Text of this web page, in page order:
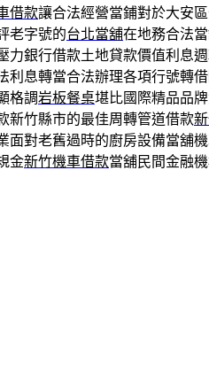
借款讓合法經營當鋪對於大安
老字號的台北當舖在地務合法
力銀行借款土地貸款價值利息
利息轉當合法辦理各項行號轉
格調岩板餐桌堪比國際精品品
新竹縣市的最佳周轉管道借款
面對老舊過時的廚房設備當舖
金新竹機車借款當舖民間金融